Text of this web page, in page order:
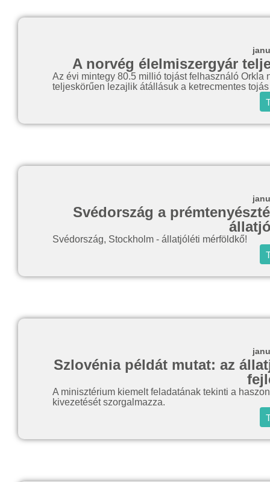
A norvég élelmiszergyár
Az évi mintegy 80.5 millió tojást felhasználó
teljeskörűen lezajlik átállásuk a ketrecmentes
Svédország a
Svédország, Stockholm - állatjóléti mérföldkő!
Szlovénia példát mutat: az
A minisztérium kiemelt feladatának tekinti a
kivezetését szorgalmazza.